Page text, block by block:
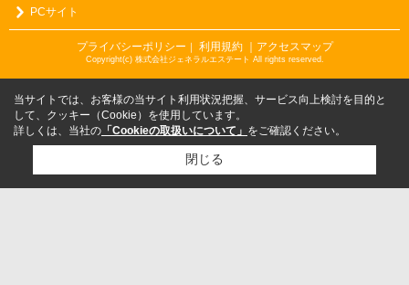
PCサイト
プライバシーポリシー 利用規約 ｜アクセスマップ
Copyright(c) 株式会社ジェネラルエステート All rights reserved.
当サイトでは、お客様の当サイト利用状況把握、サービス向上検討を目的と
して、クッキー（Cookie）を使用しています。
詳しくは、当社の 「Cookieの取扱いについて」 をご確認ください。
閉じる